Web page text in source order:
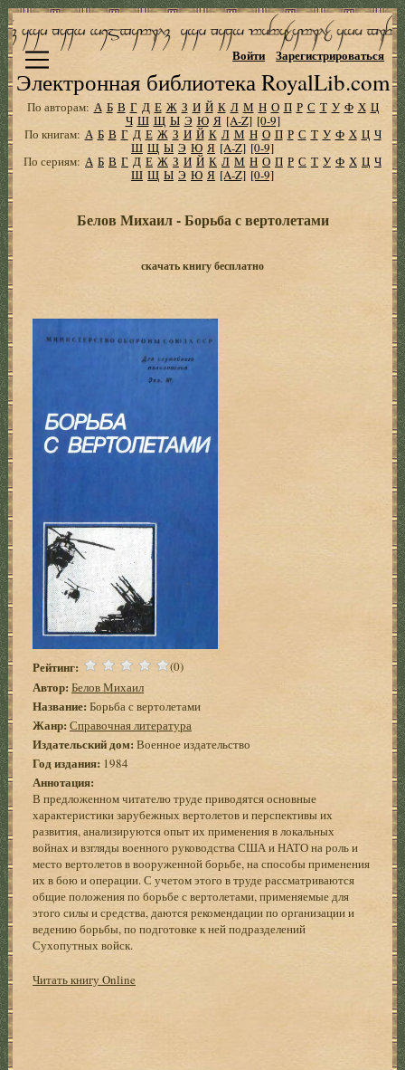
Электронная библиотека RoyalLib.com
Войти Зарегистрироваться
По авторам: А Б В Г Д Е Ж З И Й К Л М Н О П Р С Т У Ф Х Ц
Ч Ш Щ Ы Э Ю Я [A-Z] [0-9]
По книгам: А Б В Г Д Е Ж З И Й К Л М Н О П Р С Т У Ф Х Ц Ч
Ш Щ Ы Э Ю Я [A-Z] [0-9]
По сериям: А Б В Г Д Е Ж З И Й К Л М Н О П Р С Т У Ф Х Ц Ч
Ш Щ Ы Э Ю Я [A-Z] [0-9]
Белов Михаил - Борьба с вертолетами
скачать книгу бесплатно
Рейтинг: (0)
Автор: Белов Михаил
Название: Борьба с вертолетами
Жанр: Справочная литература
Издательский дом: Военное издательство
Год издания: 1984
Аннотация:
В предложенном читателю труде приводятся основные
характеристики зарубежных вертолетов и перспективы их
развития, анализируются опыт их применения в локальных
войнах и взгляды военного руководства США и НАТО на роль и
место вертолетов в вооруженной борьбе, на способы применения
их в бою и операции. С учетом этого в труде рассматриваются
общие положения по борьбе с вертолетами, применяемые для
этого силы и средства, даются рекомендации по организации и
ведению борьбы, по подготовке к ней подразделений
Сухопутных войск.
Читать книгу Online